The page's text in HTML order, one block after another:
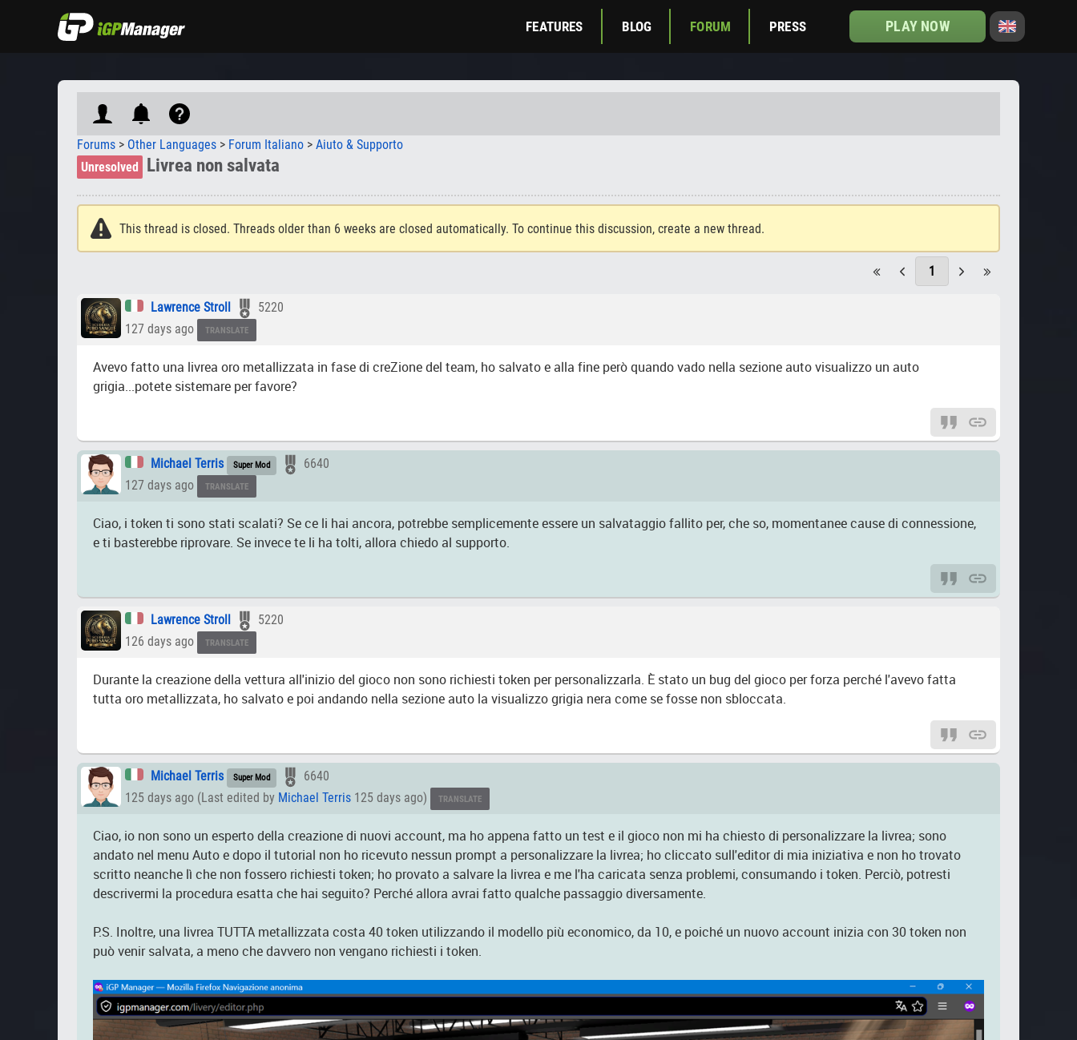
FEATURES BLOG FORUM PRESS PLAY NOW
Forums > Other Languages > Forum Italiano > Aiuto & Supporto
Unresolved
Livrea non salvata
This thread is closed. Threads older than 6 weeks are closed automatically. To continue this discussion, create a new thread.
1
Lawrence Stroll
5220
127 days ago
TRANSLATE
Avevo fatto una livrea oro metallizzata in fase di creZione del team, ho salvato e alla fine però quando vado nella sezione auto visualizzo un auto
grigia...potete sistemare per favore?
Michael Terris Super Mod
6640
127 days ago
TRANSLATE
Ciao, i token ti sono stati scalati? Se ce li hai ancora, potrebbe semplicemente essere un salvataggio fallito per, che so, momentanee cause di connessione,
e ti basterebbe riprovare. Se invece te li ha tolti, allora chiedo al supporto.
Lawrence Stroll
5220
126 days ago
TRANSLATE
Durante la creazione della vettura all'inizio del gioco non sono richiesti token per personalizzarla. È stato un bug del gioco per forza perché l'avevo fatta
tutta oro metallizzata, ho salvato e poi andando nella sezione auto la visualizzo grigia nera come se fosse non sbloccata.
Michael Terris Super Mod
6640
125 days ago (Last edited by Michael Terris 125 days ago) TRANSLATE
Ciao, io non sono un esperto della creazione di nuovi account, ma ho appena fatto un test e il gioco non mi ha chiesto di personalizzare la livrea; sono
andato nel menu Auto e dopo il tutorial non ho ricevuto nessun prompt a personalizzare la livrea; ho cliccato sull'editor di mia iniziativa e non ho trovato
scritto neanche lì che non fossero richiesti token; ho provato a salvare la livrea e me l'ha caricata senza problemi, consumando i token. Perciò, potresti
descrivermi la procedura esatta che hai seguito? Perché allora avrai fatto qualche passaggio diversamente.
P.S. Inoltre, una livrea TUTTA metallizzata costa 40 token utilizzando il modello più economico, da 10, e poiché un nuovo account inizia con 30 token non
può venir salvata, a meno che davvero non vengano richiesti i token.